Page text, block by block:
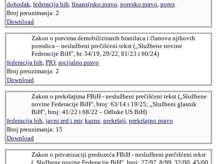
dohodak, federacija bih, finansijsko pravo, poresko pravo, porez
Broj preuzimanja: 2
Download
Zakon o pravima demobiliziranih branilaca i članova njihovih
porodica – neslužbeni prečišćeni tekst („Službene novine
Federacije BiH”, br. 54/19, 29/22, 81/23 i 60/24)
federacija bih, PIO, socijalno pravo
Broj preuzimanja: 2
Download
Zakon o prekršajima FBiH - neslužbeni prečišćeni tekst („Službene
novine Federacije BiH“, broj: 63/14 i 19/25; „Službeni glasnik
BiH“, broj: 41/22 i 68/22 – Odluke US BiH)
federacija bih, javni red i mir, kazne, prekršaji, prekršajno pravo
Broj preuzimanja: 15
Download
Zakon o privatizaciji preduzeća FBiH - neslužbeni prečišćeni tekst
(„Službene novine Federacije BiH“, broj: 27/97, 8/99, 32/00, 45/00,